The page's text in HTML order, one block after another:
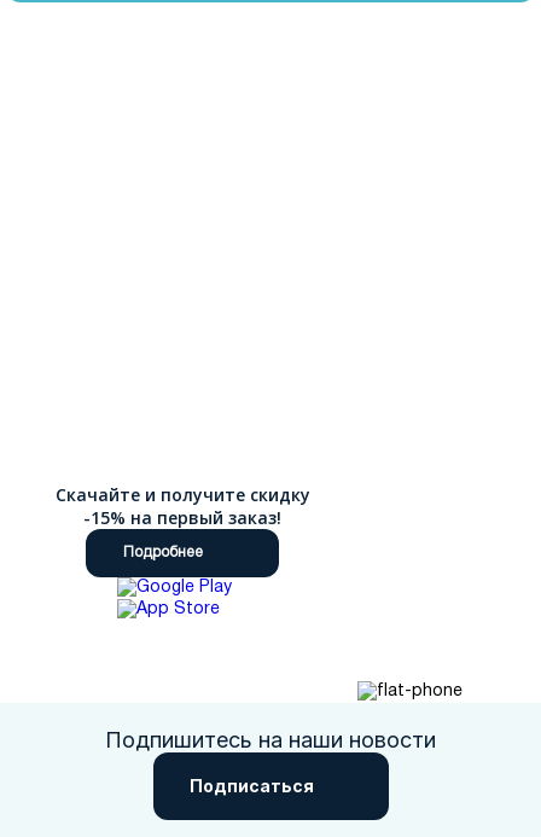
Скачайте и получите скидку
-15% на первый заказ!
Подробнее
Подпишитесь на наши новости
Подписаться